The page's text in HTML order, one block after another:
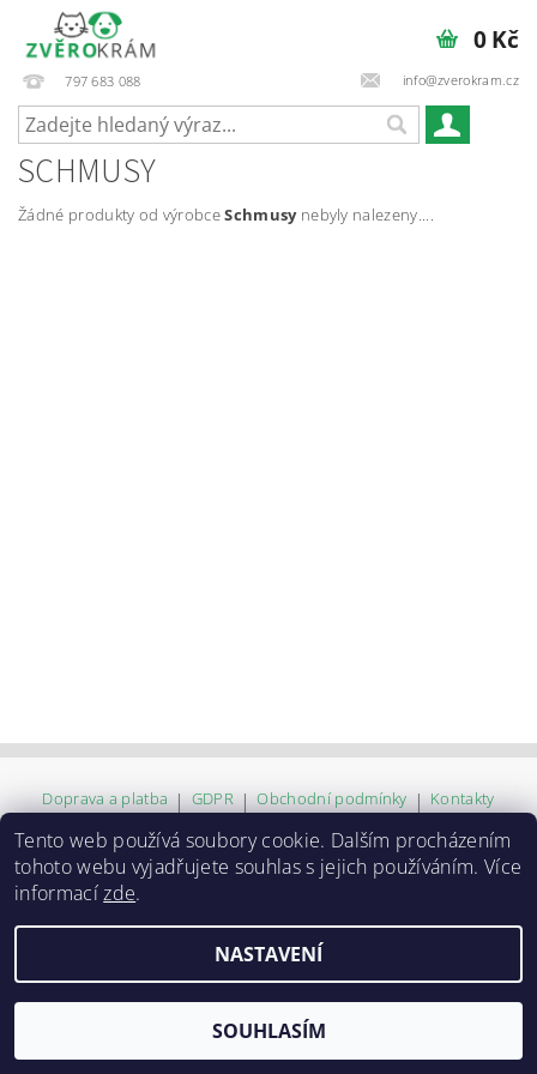
797 683 088 info@zverokram.cz
0 Kč
SCHMUSY
Žádné produkty od výrobceSchmusynebyly nalezeny....
Doprava a platba | GDPR | Obchodní podmínky | Kontakty
2026 © ZVĚROKRÁM , všechna práva vyhrazena
Vytvořil Shoptet
Tento web používá soubory cookie. Dalším procházením
tohoto webu vyjadřujete souhlas s jejich používáním. Více
informacízde.
NASTAVENÍ
SOUHLASÍM